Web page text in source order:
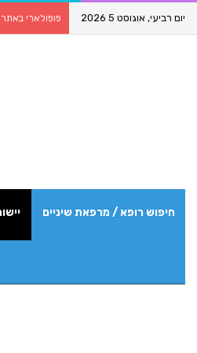
יום רביעי, אוגוסט 5 2026 פופולארי באתר
חיפוש רופא / מרפאת שיניים